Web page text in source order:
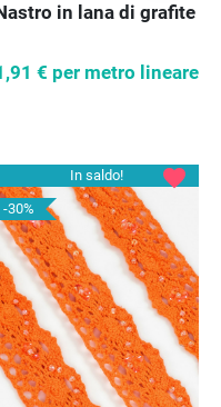
in lana di grafite
€ per metro lineare
In saldo!
-30%
favorite